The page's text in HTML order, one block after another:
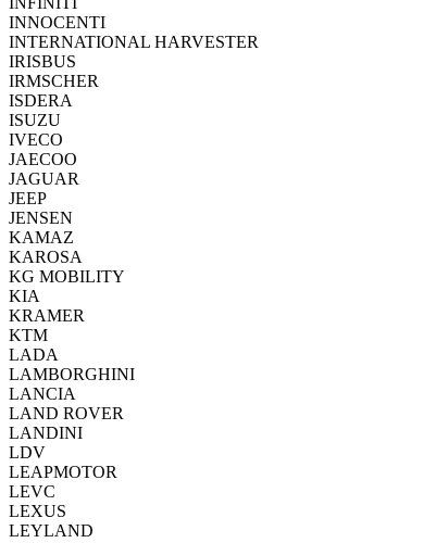
INNOCENTI
INTERNATIONAL HARVESTER
IRISBUS
IRMSCHER
ISDERA
ISUZU
IVECO
JAECOO
JAGUAR
JEEP
JENSEN
KAMAZ
KAROSA
KG MOBILITY
KIA
KRAMER
KTM
LADA
LAMBORGHINI
LANCIA
LAND ROVER
LANDINI
LDV
LEAPMOTOR
LEVC
LEXUS
LEYLAND